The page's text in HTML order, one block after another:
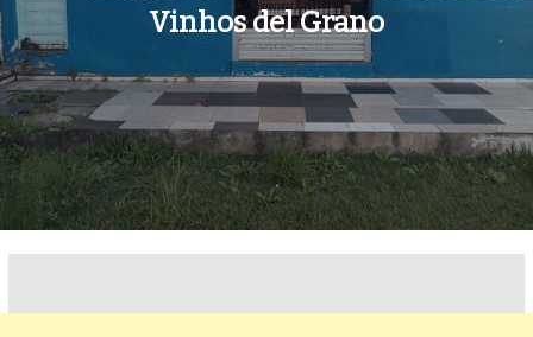
Vinhos del Grano